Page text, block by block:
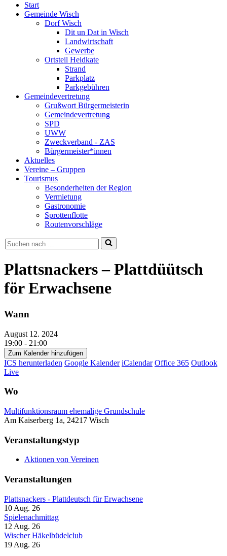
Start
Gemeinde Wisch
Dorf Wisch
Dit un Dat in Wisch
Landwirtschaft
Gewerbe
Ortsteil Heidkate
Strand
Parkplatz
Parkgebühren
Gemeindevertretung
Grußwort Bürgermeisterin
Gemeindevertretung
SPD
UWW
Zweckverband - ZAS
Bürgermeister*innen
Aktuelles
Vereine – Gruppen
Tourismus
Besonderheiten der Region
Vermietung
Gastronomie
Sprottenflotte
Routenvorschläge
Suchen
nach …
Plattsnackers – Plattdüütsch
för Erwachsene
Wann
August 12. 2024
19:00 - 21:00
Zum Kalender hinzufügen
ICS herunterladen Google Kalender iCalendar Office 365 Outlook
Live
Wo
Multifunktionsraum ehemalige Grundschule
Am Kaiserberg 1a, 24217 Wisch
Veranstaltungstyp
Aktionen von Vereinen
Veranstaltungen
Plattsnackers - Plattdeutsch für Erwachsene
10 Aug. 26
Spielenachmittag
12 Aug. 26
Wischer Häkelbüdelclub
19 Aug. 26